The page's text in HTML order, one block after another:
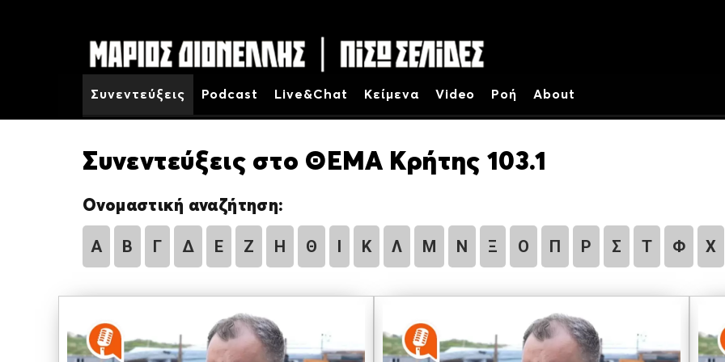
Συνεντεύξεις Podcast Live&Chat Κείμενα Video Ροή About
Συνεντεύξεις στο ΘΕΜΑ Κρήτης 103.1
Ονομαστική αναζήτηση:
Α Β Γ Δ Ε Ζ Η Θ Ι Κ Λ Μ Ν Ξ Ο Π Ρ Σ Τ Φ Χ